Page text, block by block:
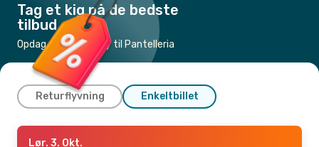
Tag et kig på de bedste
tilbud
Opdag de billigste fly til Pantelleria
Returflyvning Enkeltbillet
Fre. 28. Aug.
Lør. 3. Okt.